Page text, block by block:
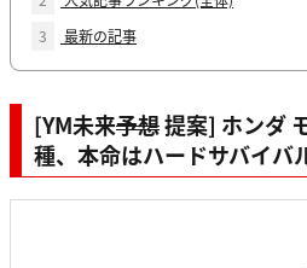
3
最新の記事
[YM未来予想提案] ホンダ
種、本命はハードサバイバ